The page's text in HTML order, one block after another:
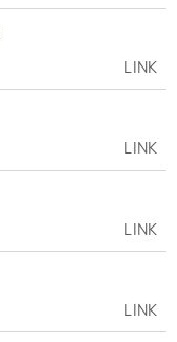
LINK
LINK
LINK
LINK